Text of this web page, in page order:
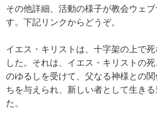
その他詳細、活動の様子が教会ウェ
す。下記リンクからどうぞ。
イエス・キリストは、十字架の上で
した。それは、イエス・キリストの
のゆるしを受けて、父なる神様との
ちを与えられ、新しい者として生き
た。